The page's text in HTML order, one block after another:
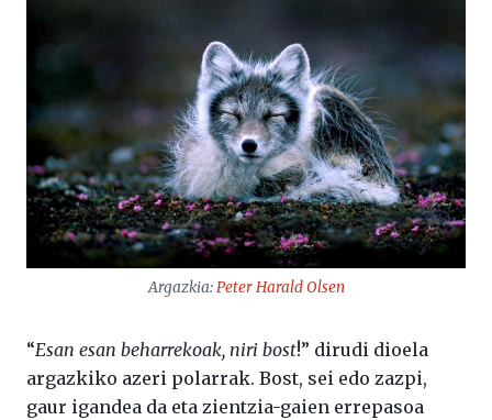
Argazkia:Peter Harald Olsen
“Esan esan beharrekoak, niri bost!” dirudi dioela
argazkiko azeri polarrak. Bost, sei edo zazpi,
gaur igandea da eta zientzia-gaien errepasoa